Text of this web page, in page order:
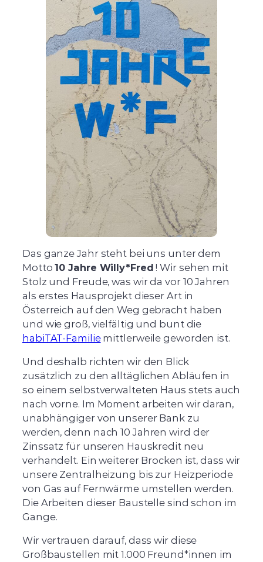
Das ganze Jahr steht bei uns unter dem
Motto10 Jahre Willy*Fred ! Wir sehen mit
Stolz und Freude, was wir da vor 10 Jahren
als erstes Hausprojekt dieser Art in
Österreich auf den Weg gebracht haben
und wie groß, vielfältig und bunt die
habiTAT-Familiemittlerweile geworden ist.
Und deshalb richten wir den Blick
zusätzlich zu den alltäglichen Abläufen in
so einem selbstverwalteten Haus stets auch
nach vorne. Im Moment arbeiten wir daran,
unabhängiger von unserer Bank zu
werden, denn nach 10 Jahren wird der
Zinssatz für unseren Hauskredit neu
verhandelt. Ein weiterer Brocken ist, dass wir
unsere Zentralheizung bis zur Heizperiode
von Gas auf Fernwärme umstellen werden.
Die Arbeiten dieser Baustelle sind schon im
Gange.
Wir vertrauen darauf, dass wir diese
Großbaustellen mit 1.000 Freund*innen im